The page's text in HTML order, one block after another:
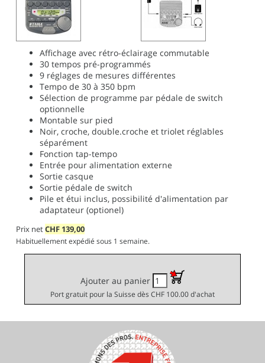
Affichage avec rétro-éclairage commutable
30 tempos pré-programmés
9 réglages de mesures différentes
Tempo de 30 à 350 bpm
Sélection de programme par pédale de switch
optionnelle
Montable sur pied
Noir, croche, double.croche et triolet réglables
séparément
Fonction tap-tempo
Entrée pour alimentation externe
Sortie casque
Sortie pédale de switch
Pile et étui inclus, possibilité d'alimentation par
adaptateur (optionel)
Prix netCHF 139,00
Habituellement expédié sous 1 semaine.
Ajouter au panier
Port gratuit pour la Suisse dès CHF 100.00 d'achat